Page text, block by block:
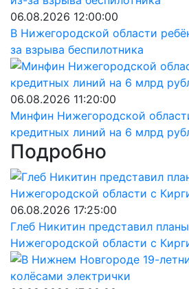
06.08.2026 12:00:00
В Нижегородской области
за взрыва беспилотника
06.08.2026 11:20:00
Минфин Нижегородской
кредитных линий на 6 млрд
Подробно
06.08.2026 17:25:00
Глеб Никитин представил
Нижегородской области с